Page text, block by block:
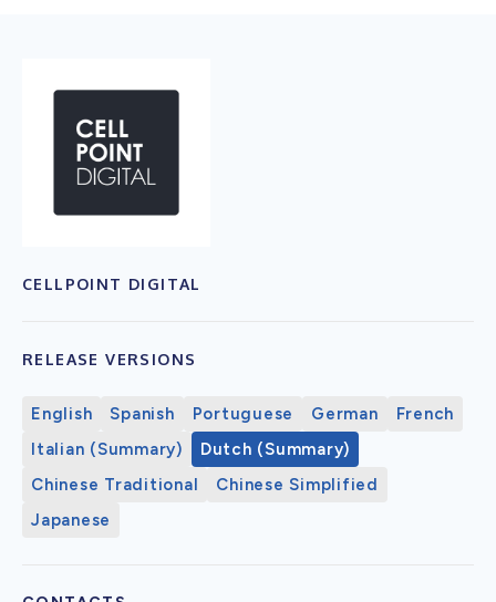
CELLPOINT DIGITAL
RELEASE VERSIONS
English Spanish Portuguese German
French
Italian (Summary)
Dutch (Summary)
Chinese Traditional
Chinese Simplified
Japanese